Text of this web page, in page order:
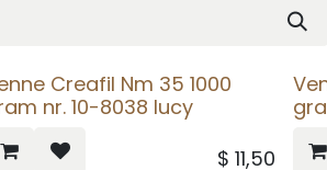
Creafil Nm 35 1000
nr. 10-8038 lucy
$ 11,50